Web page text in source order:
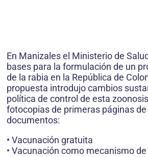
En Manizales el Ministerio de
bases para la formulación de un
de la rabia en la República de
propuesta introdujo cambios
política de control de esta
fotocopias de primeras páginas
documentos:
• Vacunación gratuita
• Vacunación como mecanismo